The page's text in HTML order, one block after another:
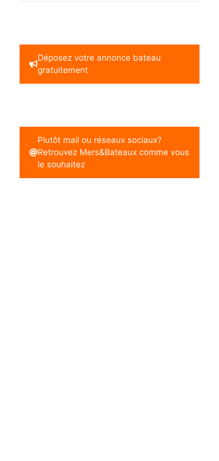
Déposez votre annonce bateau
gratuitement
Plutôt mail ou réseaux sociaux?
Retrouvez Mers&Bateaux comme vous
le souhaitez